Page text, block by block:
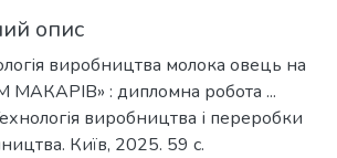
опис
виробництва молока овець на
МАКАРІВ» : дипломна робота ...
виробництва і переробки
Київ, 2025. 59 с.